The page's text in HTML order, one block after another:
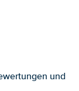
und